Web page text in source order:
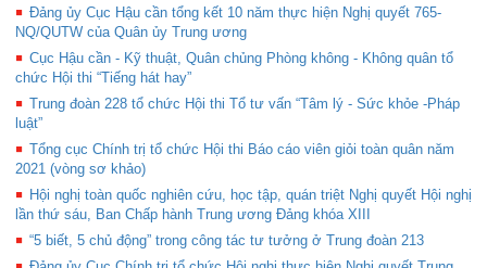
Đảng ủy Cục Hậu cần tổng kết 10 năm thực hiện Nghị quyết 765-
NQ/QUTW của Quân ủy Trung ương
Cục Hậu cần - Kỹ thuật, Quân chủng Phòng không - Không quân tổ
chức Hội thi “Tiếng hát hay”
Trung đoàn 228 tổ chức Hội thi Tổ tư vấn “Tâm lý - Sức khỏe -Pháp
luật”
Tổng cục Chính trị tổ chức Hội thi Báo cáo viên giỏi toàn quân năm
2021 (vòng sơ khảo)
Hội nghị toàn quốc nghiên cứu, học tập, quán triệt Nghị quyết Hội nghị
lần thứ sáu, Ban Chấp hành Trung ương Đảng khóa XIII
“5 biết, 5 chủ động” trong công tác tư tưởng ở Trung đoàn 213